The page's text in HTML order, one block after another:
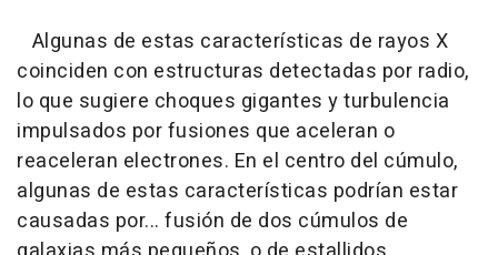
Algunas de estas características de rayos X
coinciden con estructuras detectadas por radio,
lo que sugiere choques gigantes y turbulencia
impulsados por fusiones que aceleran o
reaceleran electrones. En el centro del cúmulo,
algunas de estas características podrían estar
causadas por... fusión de dos cúmulos de